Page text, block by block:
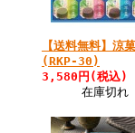
【送料無料】涼菓
(RKP-30)
3,580円 (税込)
在庫切れ